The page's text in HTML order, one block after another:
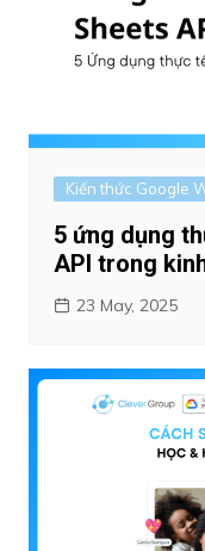
Kiến thức Google
5 ứng dụng
API trong
23 May, 2025